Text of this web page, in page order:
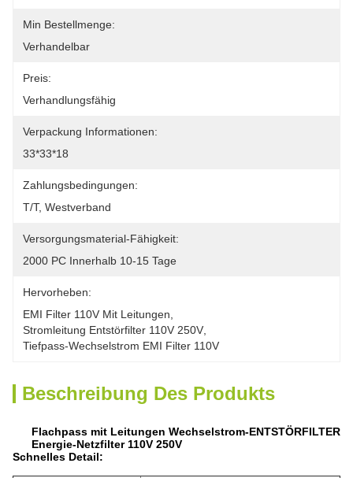
Min Bestellmenge:
Verhandelbar
Preis:
Verhandlungsfähig
Verpackung Informationen:
33*33*18
Zahlungsbedingungen:
T/T, Westverband
Versorgungsmaterial-Fähigkeit:
2000 PC Innerhalb 10-15 Tage
Hervorheben:
EMI Filter 110V Mit Leitungen
Stromleitung Entstörfilter 110V 250V
Tiefpass-Wechselstrom EMI Filter 110V
Beschreibung Des Produkts
Flachpass mit Leitungen Wechselstrom-ENTSTÖRFILTER
Energie-Netzfilter 110V 250V
Schnelles Detail: